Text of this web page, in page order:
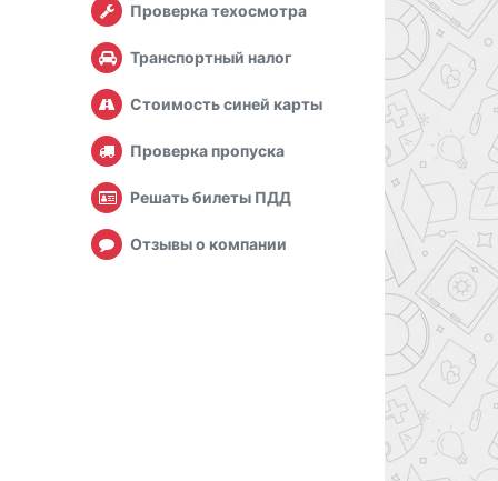
Проверка техосмотра
Транспортный налог
Стоимость синей карты
Проверка пропуска
Решать билеты ПДД
Отзывы о компании